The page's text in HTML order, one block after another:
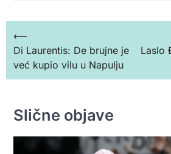
Кретање
чланка
⟵
Di Laurentis: De brujne je
već kupio vilu u Napulju
Laslo
Slične objave